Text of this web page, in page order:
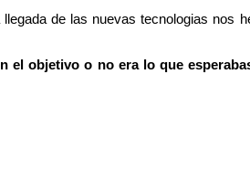
llegada de las nuevas tecnologias nos
el objetivo o no era lo que